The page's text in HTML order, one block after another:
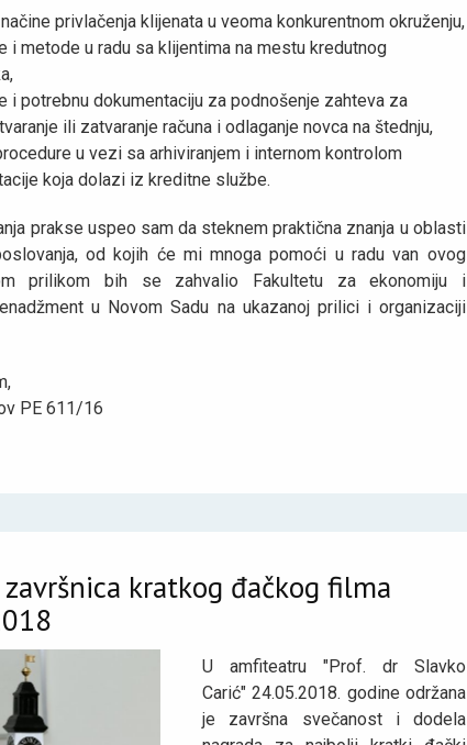
privlačenja klijenata u veoma konkurentnom okruženju,
i metode u radu sa klijentima na mestu kredutnog
i potrebnu dokumentaciju za podnošenje zahteva za
ili zatvaranje računa i odlaganje novca na štednju,
u vezi sa arhiviranjem i internom kontrolom
koja dolazi iz kreditne službe.
prakse uspeo sam da steknem praktična znanja u oblasti
od kojih će mi mnoga pomoći u radu van ovog
prilikom bih se zahvalio Fakultetu za ekonomiju i
u Novom Sadu na ukazanoj prilici i organizaciji
PE 611/16
završnica kratkog đačkog filma
U amfiteatru "Prof. dr Slavko
Carić" 24.05.2018. godine održana
je završna svečanost i dodela